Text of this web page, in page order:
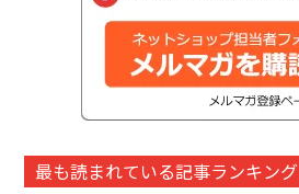
最も読まれている記事ランキング